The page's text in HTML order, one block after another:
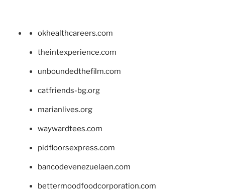
okhealthcareers.com
theintexperience.com
unboundedthefilm.com
catfriends-bg.org
marianlives.org
waywardtees.com
pidfloorsexpress.com
bancodevenezuelaen.com
bettermoodfoodcorporation.com